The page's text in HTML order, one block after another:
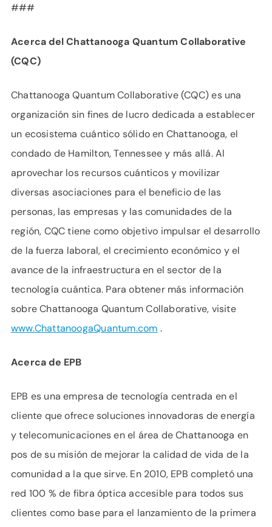
###
Acerca del Chattanooga Quantum Collaborative
(CQC)
Chattanooga Quantum Collaborative (CQC) es una
organización sin fines de lucro dedicada a establecer
un ecosistema cuántico sólido en Chattanooga, el
condado de Hamilton, Tennessee y más allá. Al
aprovechar los recursos cuánticos y movilizar
diversas asociaciones para el beneficio de las
personas, las empresas y las comunidades de la
región, CQC tiene como objetivo impulsar el desarrollo
de la fuerza laboral, el crecimiento económico y el
avance de la infraestructura en el sector de la
tecnología cuántica. Para obtener más información
sobre Chattanooga Quantum Collaborative, visite
www.ChattanoogaQuantum.com .
Acerca de EPB
EPB es una empresa de tecnología centrada en el
cliente que ofrece soluciones innovadoras de energía
y telecomunicaciones en el área de Chattanooga en
pos de su misión de mejorar la calidad de vida de la
comunidad a la que sirve. En 2010, EPB completó una
red 100 % de fibra óptica accesible para todos sus
clientes como base para el lanzamiento de la primera